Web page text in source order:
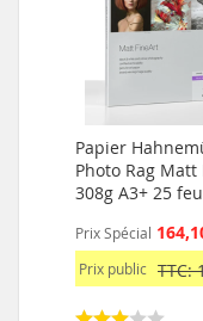
Papier
Photo Rag Matt
308g A3+ 25
Prix Spécial
Prix public TTC: